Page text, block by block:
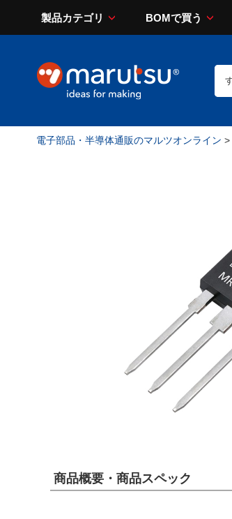
製品カテゴリ BOMで買う
電子部品・半導体通販のマルツオンライン >
商品概要・商品スペック